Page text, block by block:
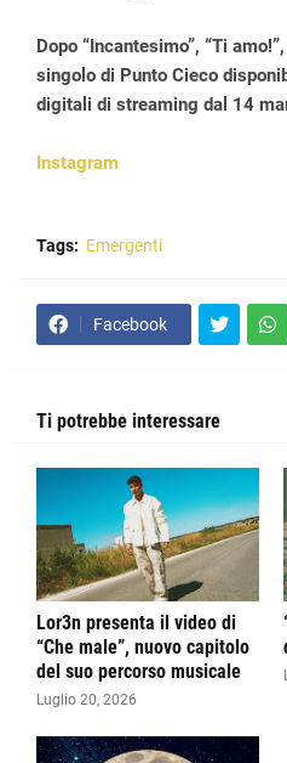
Dopo “Incantesimo”, “Ti
singolo di Punto Cieco
digitali di streaming dal 14
Instagram
Tags: Emergenti
Facebook
Ti potrebbe interessare
Lor3n presenta il video di
“Che male”, nuovo capitolo
del suo percorso musicale
Luglio 20, 2026